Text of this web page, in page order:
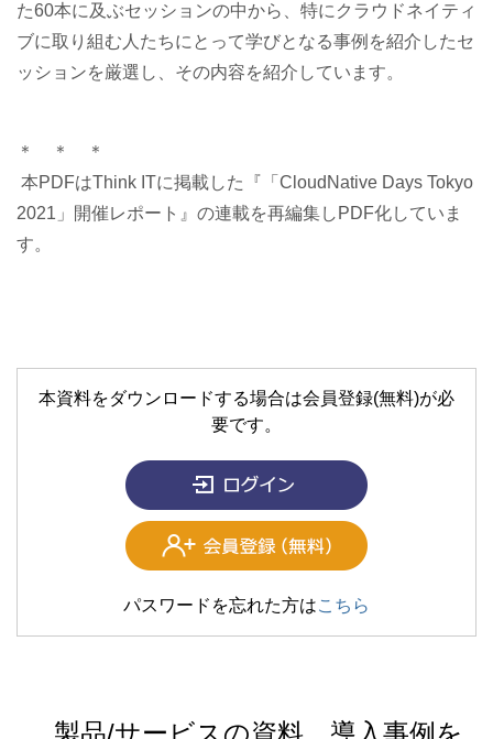
た60本に及ぶセッションの中から、特にクラウドネイティ
ブに取り組む人たちにとって学びとなる事例を紹介したセ
ッションを厳選し、その内容を紹介しています。
＊ ＊ ＊
本PDFはThink ITに掲載した『「CloudNative Days Tokyo
2021」開催レポート』の連載を再編集しPDF化していま
す。
本資料をダウンロードする場合は会員登録(無料)が必
要です。
パスワードを忘れた方はこちら
製品/サービスの資料、導入事例を